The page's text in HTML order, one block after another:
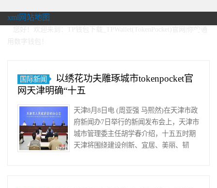
xml网站地图
您好！欢迎来到：TP钱包下载_TPWallet(TokenPocket)官网|你的通
用数字钱包！
国际新闻
以绣花功夫雕琢城市tokenpocket官
网天津明确“十五
天津8月8日电 (周亚强 马熙然)在天津市政
府新闻办7日举行的新闻发布会上，天津市
城市管理委主任胡学春介绍，十五五时期
天津将围绕建设创新、宜居、美丽、韧